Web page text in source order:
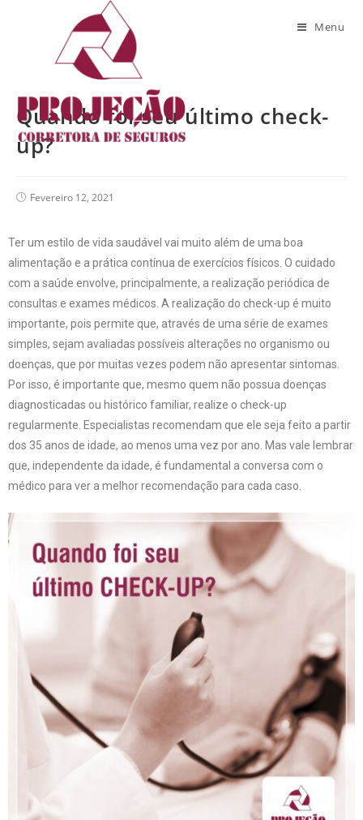
Menu
Quando foi seu último check-
up?
Fevereiro 12, 2021
Ter um estilo de vida saudável vai muito além de uma boa
alimentação e a prática contínua de exercícios físicos. O cuidado
com a saúde envolve, principalmente, a realização periódica de
consultas e exames médicos. A realização do check-up é muito
importante, pois permite que, através de uma série de exames
simples, sejam avaliadas possíveis alterações no organismo ou
doenças, que por muitas vezes podem não apresentar sintomas.
Por isso, é importante que, mesmo quem não possua doenças
diagnosticadas ou histórico familiar, realize o check-up
regularmente. Especialistas recomendam que ele seja feito a partir
dos 35 anos de idade, ao menos uma vez por ano. Mas vale lembrar
que, independente da idade, é fundamental a conversa com o
médico para ver a melhor recomendação para cada caso.